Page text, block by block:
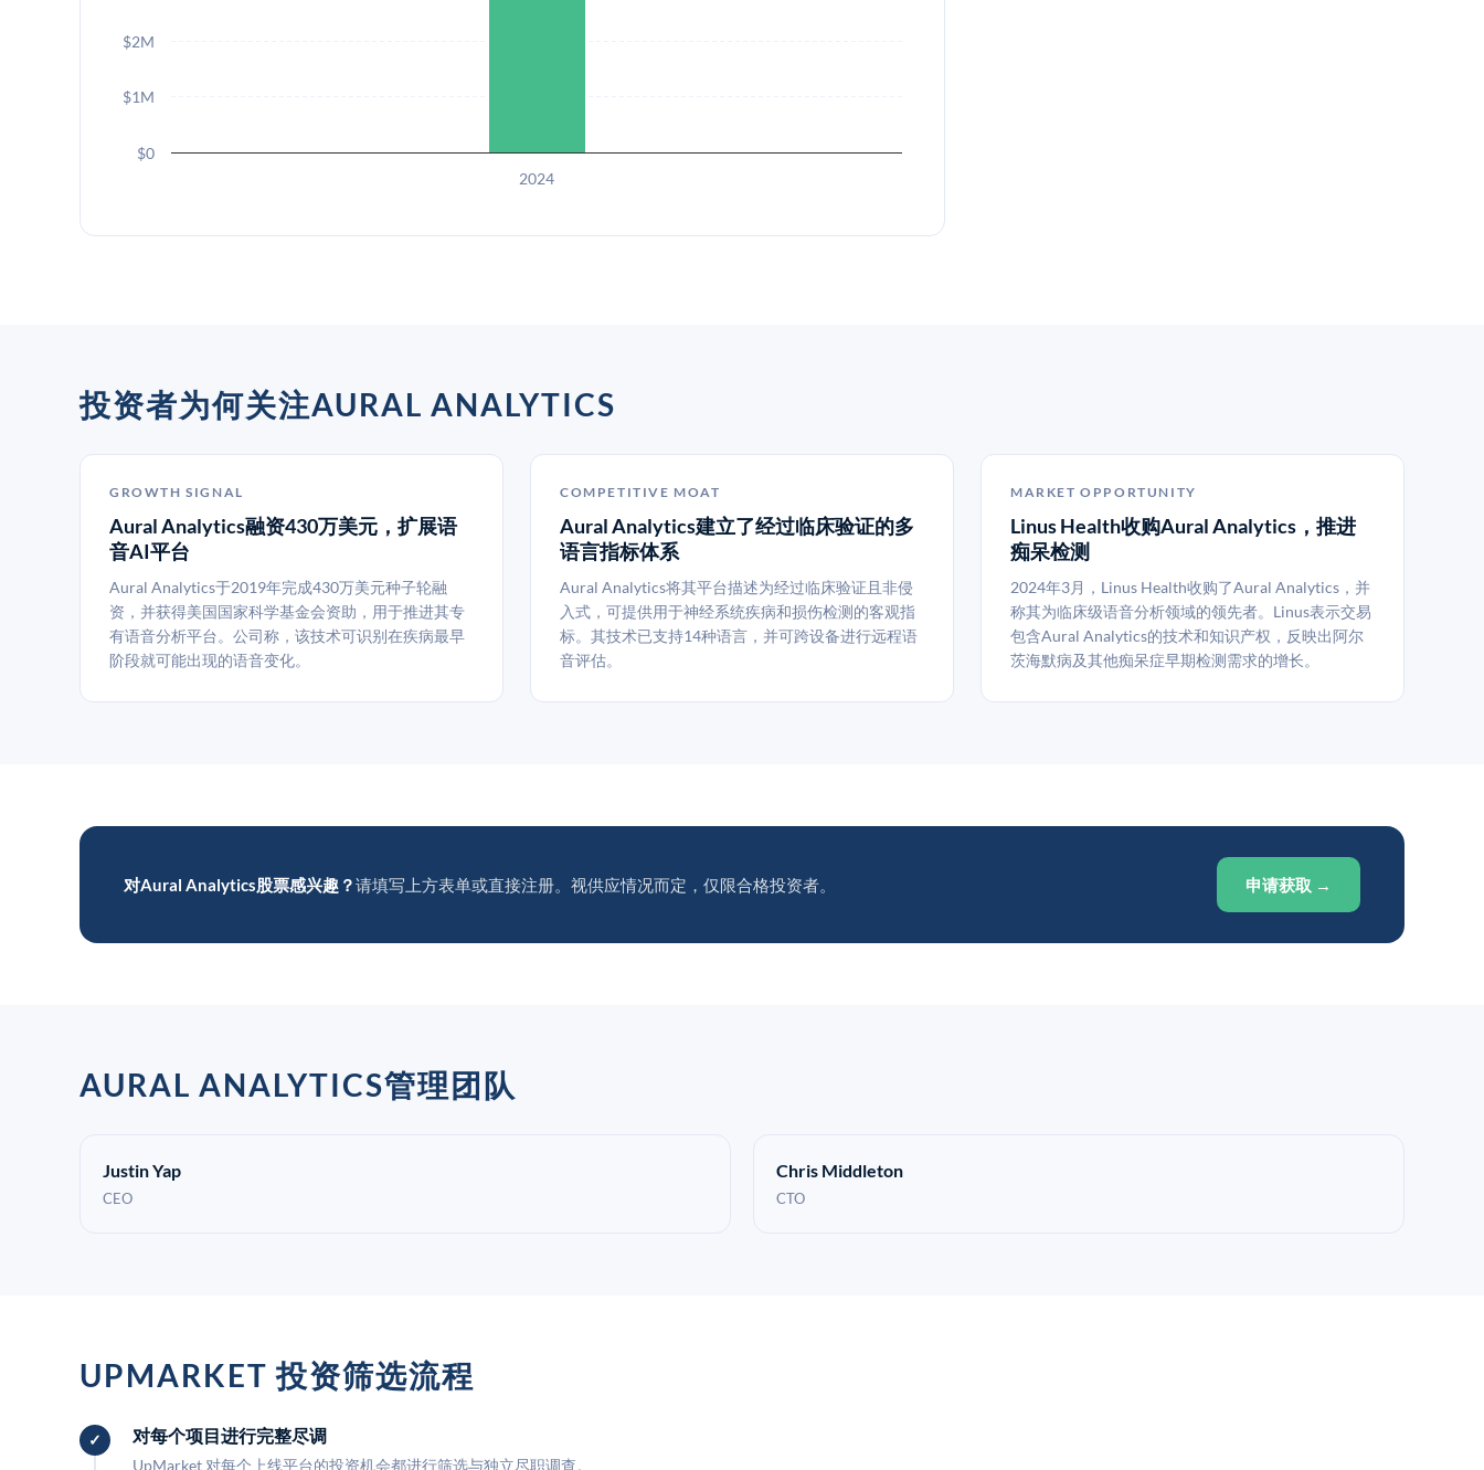
2024
$0
$1M
$2M
投资者为何关注AURAL ANALYTICS
GROWTH SIGNAL
Aural Analytics融资430万美元，扩展语
音AI平台
Aural Analytics于2019年完成430万美元种子轮融
资，并获得美国国家科学基金会资助，用于推进其专
有语音分析平台。公司称，该技术可识别在疾病最早
阶段就可能出现的语音变化。
COMPETITIVE MOAT
Aural Analytics建立了经过临床验证的多
语言指标体系
Aural Analytics将其平台描述为经过临床验证且非侵
入式，可提供用于神经系统疾病和损伤检测的客观指
标。其技术已支持14种语言，并可跨设备进行远程语
音评估。
MARKET OPPORTUNITY
Linus Health收购Aural Analytics，推进
痴呆检测
2024年3月，Linus Health收购了Aural Analytics，并
称其为临床级语音分析领域的领先者。Linus表示交易
包含Aural Analytics的技术和知识产权，反映出阿尔
茨海默病及其他痴呆症早期检测需求的增长。
对Aural Analytics股票感兴趣？请填写上方表单或直接注册。视供应情况而定，仅限合格投资者。 申请获取 →
AURAL ANALYTICS管理团队
Justin Yap
CEO
Chris Middleton
CTO
UPMARKET 投资筛选流程
对每个项目进行完整尽调
UpMarket 对每个上线平台的投资机会都进行筛选与独立尽职调查。